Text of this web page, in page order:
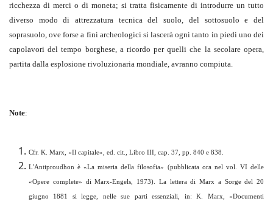
ricchezza di merci o di moneta; si tratta fisicamente di introdurre un tutto
diverso modo di attrezzatura tecnica del suolo, del sottosuolo e del
soprasuolo, ove forse a fini archeologici si lascerà ogni tanto in piedi uno dei
capolavori del tempo borghese, a ricordo per quelli che la secolare opera,
partita dalla esplosione rivoluzionaria mondiale, avranno compiuta.
Note:
Cfr. K. Marx, «Il capitale», ed. cit., Libro III, cap. 37, pp. 840 e 838.
L'Antiproudhon è «La miseria della filosofia» (pubblicata ora nel vol. VI delle
«Opere complete» di Marx-Engels, 1973). La lettera di Marx a Sorge del 20
giugno 1881 si legge, nelle sue parti essenziali, in: K. Marx, «Documenti